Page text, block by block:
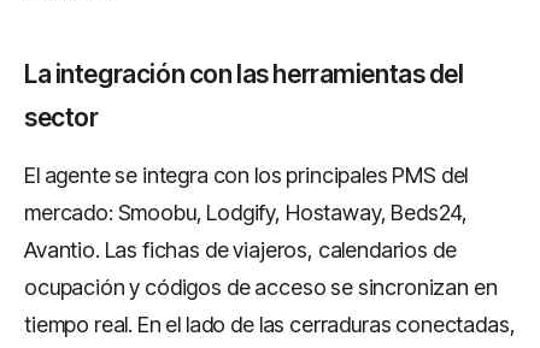
La integración con las herramientas del
sector
El agente se integra con los principales PMS del
mercado: Smoobu, Lodgify, Hostaway, Beds24,
Avantio. Las fichas de viajeros, calendarios de
ocupación y códigos de acceso se sincronizan en
tiempo real. En el lado de las cerraduras conectadas,